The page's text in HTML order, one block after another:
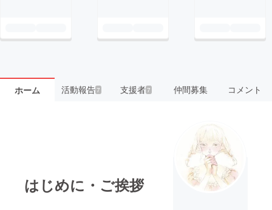
ホーム 活動報告7 支援者7 仲間募集 コメント
はじめに・ご挨拶